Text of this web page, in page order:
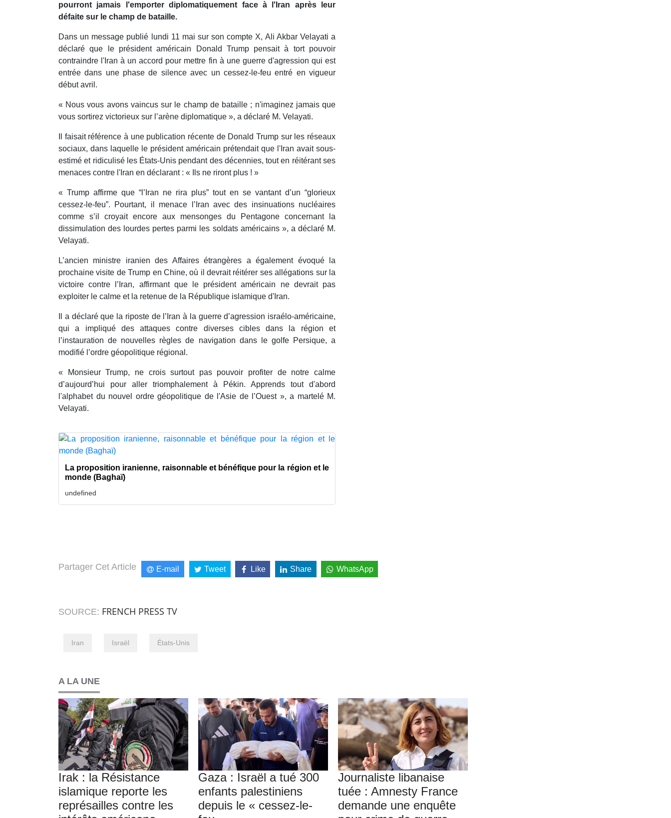
pourront jamais l'emporter diplomatiquement face à l'Iran après leur
défaite sur le champ de bataille.
Dans un message publié lundi 11 mai sur son compte X, Ali Akbar Velayati a
déclaré que le président américain Donald Trump pensait à tort pouvoir
contraindre l'Iran à un accord pour mettre fin à une guerre d'agression qui est
entrée dans une phase de silence avec un cessez-le-feu entré en vigueur
début avril.
« Nous vous avons vaincus sur le champ de bataille ; n'imaginez jamais que
vous sortirez victorieux sur l’arène diplomatique », a déclaré M. Velayati.
Il faisait référence à une publication récente de Donald Trump sur les réseaux
sociaux, dans laquelle le président américain prétendait que l'Iran avait sous-
estimé et ridiculisé les États-Unis pendant des décennies, tout en réitérant ses
menaces contre l'Iran en déclarant : « Ils ne riront plus ! »
« Trump affirme que “l’Iran ne rira plus” tout en se vantant d’un “glorieux
cessez-le-feu”. Pourtant, il menace l’Iran avec des insinuations nucléaires
comme s’il croyait encore aux mensonges du Pentagone concernant la
dissimulation des lourdes pertes parmi les soldats américains », a déclaré M.
Velayati.
L’ancien ministre iranien des Affaires étrangères a également évoqué la
prochaine visite de Trump en Chine, où il devrait réitérer ses allégations sur la
victoire contre l’Iran, affirmant que le président américain ne devrait pas
exploiter le calme et la retenue de la République islamique d'Iran.
Il a déclaré que la riposte de l’Iran à la guerre d’agression israélo-américaine,
qui a impliqué des attaques contre diverses cibles dans la région et
l’instauration de nouvelles règles de navigation dans le golfe Persique, a
modifié l’ordre géopolitique régional.
« Monsieur Trump, ne crois surtout pas pouvoir profiter de notre calme
d’aujourd’hui pour aller triomphalement à Pékin. Apprends tout d'abord
l'alphabet du nouvel ordre géopolitique de l'Asie de l’Ouest », a martelé M.
Velayati.
La proposition iranienne, raisonnable et bénéfique pour la région et le
monde (Baghaï)
undefined
Partager Cet Article E-mail Tweet Like Share WhatsApp
SOURCE: FRENCH PRESS TV
Iran Israël États-Unis
A LA UNE
Irak : la Résistance
islamique reporte les
représailles contre les
Gaza : Israël a tué 300
enfants palestiniens
depuis le « cessez-le-
Journaliste libanaise
tuée : Amnesty France
demande une enquête